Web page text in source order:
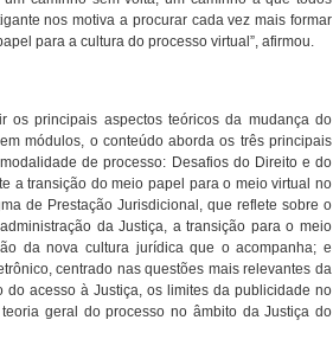
nos motiva a procurar cada vez mais formar
para a cultura do processo virtual”, afirmou.
os principais aspectos teóricos da mudança do
módulos, o conteúdo aborda os três principais
de processo: Desafios do Direito e do
a transição do meio papel para o meio virtual no
de Prestação Jurisdicional, que reflete sobre o
da Justiça, a transição para o meio
da nova cultura jurídica que o acompanha; e
centrado nas questões mais relevantes da
acesso à Justiça, os limites da publicidade no
geral do processo no âmbito da Justiça do